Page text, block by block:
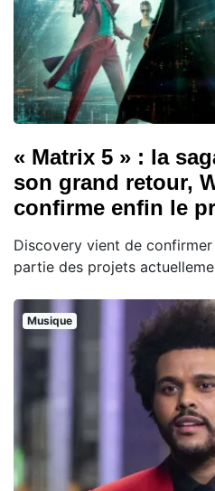
« Matrix 5 » : la
son grand retour,
confirme enfin le
Discovery vient de
partie des projets
Musique